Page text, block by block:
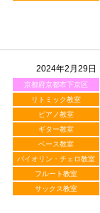
2024年2月29日
京都府京都市下京区
リトミック教室
ピアノ教室
ギター教室
ベース教室
バイオリン・チェロ教室
フルート教室
サックス教室